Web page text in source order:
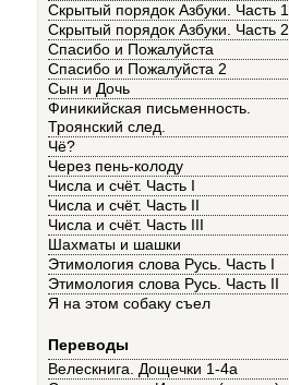
Скрытый порядок Азбуки. Часть 1
Скрытый порядок Азбуки. Часть 2
Спасибо и Пожалуйста
Спасибо и Пожалуйста 2
Сын и Дочь
Финикийская письменность.
Троянский след.
Чё?
Через пень-колоду
Числа и счёт. Часть I
Числа и счёт. Часть II
Числа и счёт. Часть III
Шахматы и шашки
Этимология слова Русь. Часть I
Этимология слова Русь. Часть II
Я на этом собаку съел
Переводы
Велескнига. Дощечки 1-4а